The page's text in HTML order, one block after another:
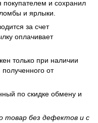
покупателем и сохранил
и ярлыки.
за счет
оплачивает
только при наличии
от
по скидке обмену и
товар без дефектов и с